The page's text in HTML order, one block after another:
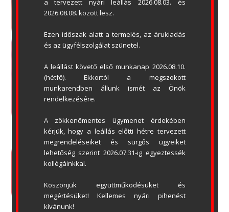
ADATVÉDELMI NYILATKOZAT
a tervezett nyári leállás 2026.08.03. és
2026.08.08. között lesz.
Ezen időszak alatt a termelés, az árukiadás
és az ügyfélszolgálat szünetel.
A leállást követő első munkanap 2026.08.10.
(hétfő). Ekkortól a megszokott
munkarendben állunk ismét az Önök
rendelkezésére.
A zökkenőmentes ügymenet érdekében
kérjük, hogy a leállás előtti hétre tervezett
megrendeléseiket és sürgős ügyeiket
lehetőség szerint 2026.07.31-ig egyeztessék
kollégáinkkal.
Köszönjük együttműködésüket és
megértésüket! Kellemes nyári pihenést
kívánunk!